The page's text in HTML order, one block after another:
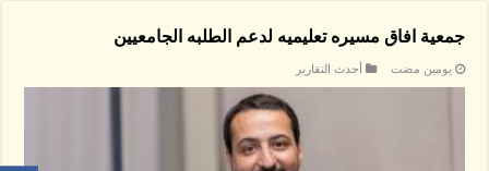
جمعية افاق مسيره تعليميه لدعم الطلبه الجامعيين
‏يومين مضت أحدث التقارير